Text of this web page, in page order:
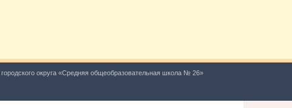
округа «Средняя общеобразовательная школа № 26»